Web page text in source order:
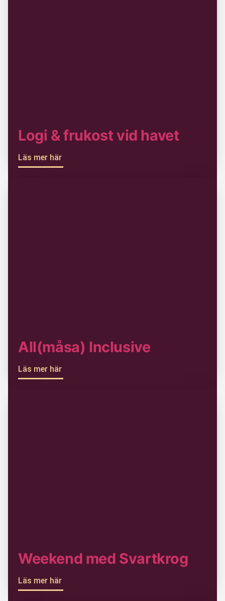
Logi & frukost vid havet
Läs mer här
All(måsa) Inclusive
Läs mer här
Weekend med Svartkrog
Läs mer här